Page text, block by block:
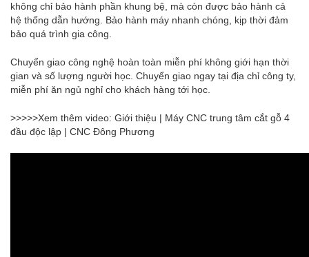
không chỉ bảo hành phần khung bệ, mà còn được bảo hành cả
hệ thống dẫn hướng. Bảo hành máy nhanh chóng, kịp thời đảm
bảo quá trình gia công.
Chuyển giao công nghệ hoàn toàn miễn phí không giới hạn thời
gian và số lượng người học. Chuyển giao ngay tại địa chỉ công ty,
miễn phí ăn ngủ nghỉ cho khách hàng tới học.
>>>>>Xem thêm video: Giới thiệu | Máy CNC trung tâm cắt gỗ 4
đầu độc lập | CNC Đông Phương